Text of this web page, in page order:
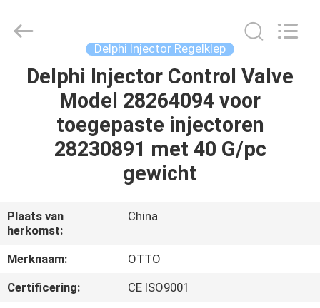
THUIS
PRODUCTEN
FABRIEKSTOUR
KWALITEITSCONTROLE
AUTO
PARTS
Reserved.
Delphi Injector Regelklep
Delphi Injector Control Valve
Model 28264094 voor
toegepaste injectoren
28230891 met 40 G/pc
gewicht
Plaats van
herkomst:
China
Merknaam:
OTTO
Certificering:
CE ISO9001